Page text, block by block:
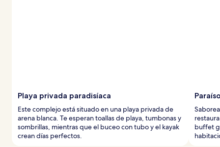
Playa privada paradisíaca
Este complejo está situado en una playa privada de
arena blanca. Te esperan toallas de playa, tumbonas y
sombrillas, mientras que el buceo con tubo y el kayak
crean días perfectos.
buffet